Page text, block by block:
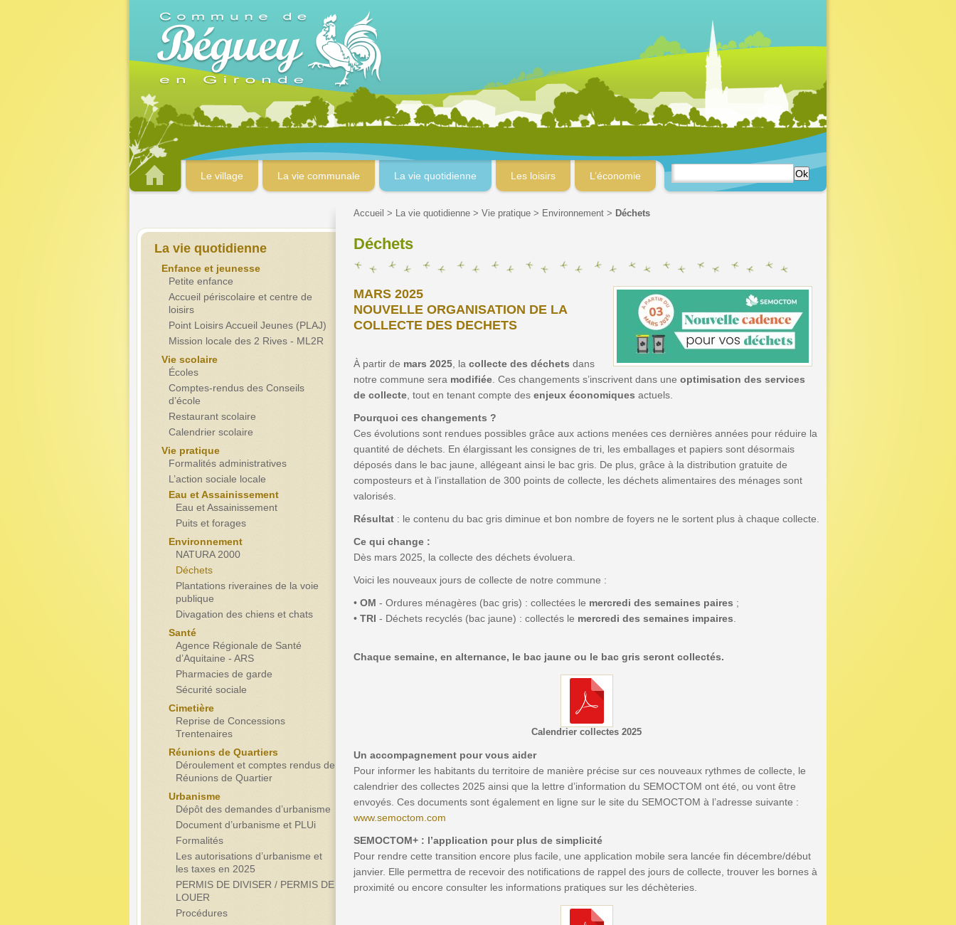
Le village La vie communale La vie quotidienne Les loisirs L’économie
La vie quotidienne
Enfance et jeunesse
Petite enfance
Accueil périscolaire et centre de
loisirs
Point Loisirs Accueil Jeunes (PLAJ)
Mission locale des 2 Rives - ML2R
Vie scolaire
Écoles
Comptes-rendus des Conseils
d’école
Restaurant scolaire
Calendrier scolaire
Vie pratique
Formalités administratives
L’action sociale locale
Eau et Assainissement
Eau et Assainissement
Puits et forages
Environnement
NATURA 2000
Déchets
Plantations riveraines de la voie
publique
Divagation des chiens et chats
Santé
Agence Régionale de Santé
d’Aquitaine - ARS
Pharmacies de garde
Sécurité sociale
Cimetière
Reprise de Concessions
Trentenaires
Réunions de Quartiers
Déroulement et comptes rendus de
Réunions de Quartier
Urbanisme
Dépôt des demandes d’urbanisme
Document d’urbanisme et PLUi
Formalités
Les autorisations d’urbanisme et
les taxes en 2025
PERMIS DE DIVISER / PERMIS DE
LOUER
Procédures
Accueil > La vie quotidienne > Vie pratique > Environnement > Déchets
Déchets
MARS 2025
NOUVELLE ORGANISATION DE LA
COLLECTE DES DECHETS
À partir de mars 2025 , la collecte des déchets dans
notre commune sera modifiée . Ces changements s’inscrivent dans une optimisation des services
de collecte , tout en tenant compte des enjeux économiques actuels.
Pourquoi ces changements ?
Ces évolutions sont rendues possibles grâce aux actions menées ces dernières années pour réduire la
quantité de déchets. En élargissant les consignes de tri, les emballages et papiers sont désormais
déposés dans le bac jaune, allégeant ainsi le bac gris. De plus, grâce à la distribution gratuite de
composteurs et à l’installation de 300 points de collecte, les déchets alimentaires des ménages sont
valorisés.
Résultat : le contenu du bac gris diminue et bon nombre de foyers ne le sortent plus à chaque collecte.
Ce qui change :
Dès mars 2025, la collecte des déchets évoluera.
Voici les nouveaux jours de collecte de notre commune :
• OM - Ordures ménagères (bac gris) : collectées le mercredi des semaines paires ;
• TRI - Déchets recyclés (bac jaune) : collectés le mercredi des semaines impaires
Chaque semaine, en alternance, le bac jaune ou le bac gris seront collectés.
Calendrier collectes 2025
Un accompagnement pour vous aider
Pour informer les habitants du territoire de manière précise sur ces nouveaux rythmes de collecte, le
calendrier des collectes 2025 ainsi que la lettre d’information du SEMOCTOM ont été, ou vont être
envoyés. Ces documents sont également en ligne sur le site du SEMOCTOM à l’adresse suivante :
www.semoctom.com
SEMOCTOM+ : l’application pour plus de simplicité
Pour rendre cette transition encore plus facile, une application mobile sera lancée fin décembre/début
janvier. Elle permettra de recevoir des notifications de rappel des jours de collecte, trouver les bornes à
proximité ou encore consulter les informations pratiques sur les déchèteries.